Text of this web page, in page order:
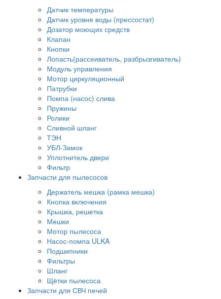
Датчик температуры
Датчик уровня воды (прессостат)
Дозатор моющих средств
Клапан
Кнопки
Лопасть(рассеиватель, разбрызгиватель)
Модуль управления
Мотор циркуляционный
Патрубки
Помпа (насос) слива
Пружины
Ролики
Сливной шланг
ТЭН
УБЛ-Замок
Уплотнитель двери
Фильтр
Запчасти для пылесосов
Держатель мешка (рамка мешка)
Кнопка включения
Крышка, решетка
Мешки
Мотор пылесоса
Насос-помпа ULKA
Подшипники
Фильтры
Шланг
Щётки пылесоса
Запчасти для СВЧ печей